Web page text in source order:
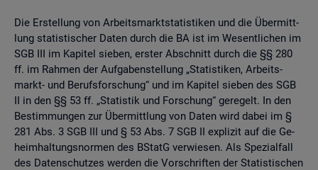
Die Er­stel­lung von Ar­beits­markt­sta­tis­ti­ken und die Über­mitt­
lung sta­tis­ti­scher Daten durch die BA ist im We­sent­li­chen im
SGB III im Ka­pi­tel sie­ben, ers­ter Ab­schnitt durch die §§ 280
ff. im Rah­men der Auf­ga­ben­stel­lung „Sta­tis­ti­ken, Ar­beits­
markt- und Be­rufs­for­schung“ und im Ka­pi­tel sie­ben des SGB
II in den §§ 53 ff. „Sta­tis­tik und For­schung“ ge­re­gelt. In den
Be­stim­mun­gen zur Über­mitt­lung von Daten wird dabei im §
281 Abs. 3 SGB III und § 53 Abs. 7 SGB II ex­pli­zit auf die Ge­
heim­hal­tungs­nor­men des BStatG ver­wie­sen. Als Spe­zi­al­fall
des Da­ten­schut­zes wer­den die Vor­schrif­ten der Sta­tis­ti­schen